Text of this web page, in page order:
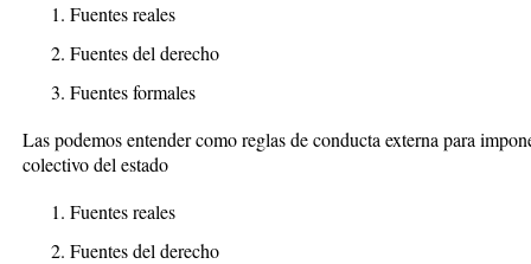
Fuentes reales
Fuentes del derecho
Fuentes formales
Las podemos entender como reglas de conducta externa para
colectivo del estado
Fuentes reales
Fuentes del derecho